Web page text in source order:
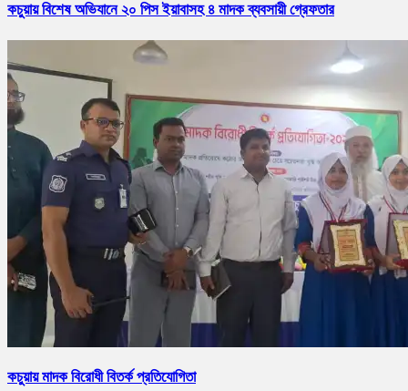
কচুয়ায় বিশেষ অভিযানে ২০ পিস ইয়াবাসহ ৪ মাদক ব্যবসায়ী গ্রেফতার
কচুয়ায় মাদক বিরোধী বিতর্ক প্রতিযোগিতা